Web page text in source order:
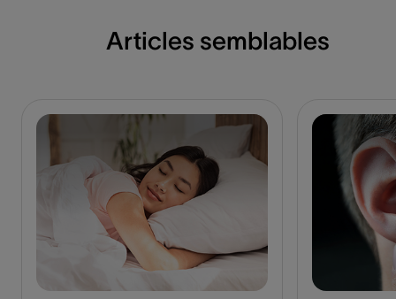
Articles semblables